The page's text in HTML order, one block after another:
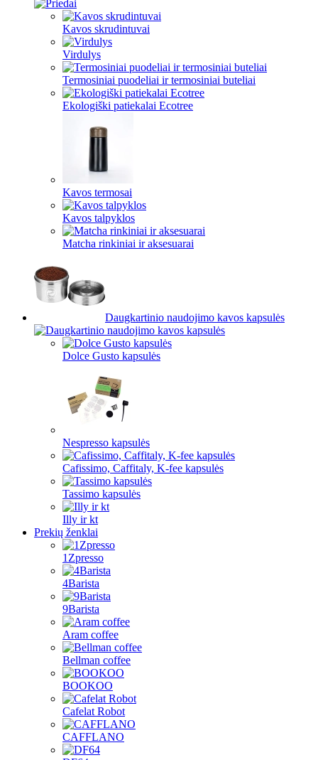
Kavos skrudintuvai
Virdulys
Termosiniai puodeliai ir termosiniai buteliai
Ekologiški patiekalai Ecotree
Kavos termosai
Kavos talpyklos
Matcha rinkiniai ir aksesuarai
Daugkartinio naudojimo kavos kapsulės
Dolce Gusto kapsulės
Nespresso kapsulės
Cafissimo, Caffitaly, K-fee kapsulės
Tassimo kapsulės
Illy ir kt
Prekių ženklai
1Zpresso
4Barista
9Barista
Aram coffee
Bellman coffee
BOOKOO
Cafelat Robot
CAFFLANO